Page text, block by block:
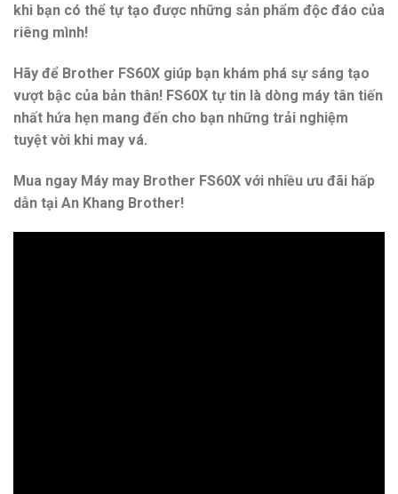
khi bạn có thể tự tạo được những sản phẩm độc đáo của
riêng mình!
Hãy để Brother FS60X giúp bạn khám phá sự sáng tạo
vượt bậc của bản thân! FS60X tự tin là dòng máy tân tiến
nhất hứa hẹn mang đến cho bạn những trải nghiệm
tuyệt vời khi may vá.
Mua ngay Máy may Brother FS60X với nhiều ưu đãi hấp
dẫn tại An Khang Brother!